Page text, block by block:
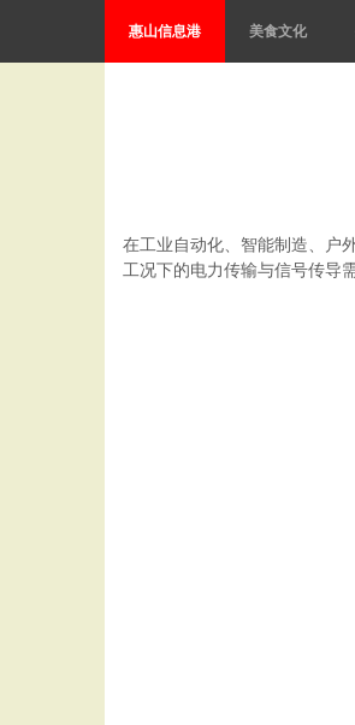
惠山信息港 美食文化
在工业自动化、智能制造、户
工况下的电力传输与信号传导